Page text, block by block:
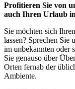
Profitieren Sie von
auch Ihren Urlaub
Sie möchten sich
lassen? Sprechen Sie
im unbekannten oder
Sie genauso über
Orten fernab der
Ambiente.